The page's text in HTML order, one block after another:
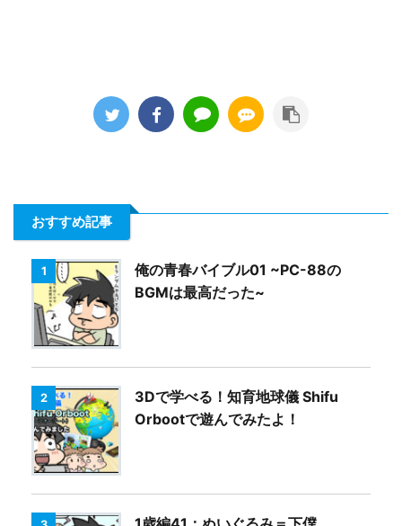
おすすめ記事
1
俺の青春バイブル01 ~PC-88の
BGMは最高だった~
2
3Dで学べる！知育地球儀 Shifu
Orbootで遊んでみたよ！